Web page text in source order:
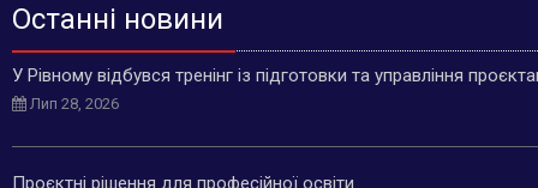
Останні новини
У Рівному відбувся тренінг із підготовки та управління
Лип 28, 2026
Проєктні рішення для професійної освіти